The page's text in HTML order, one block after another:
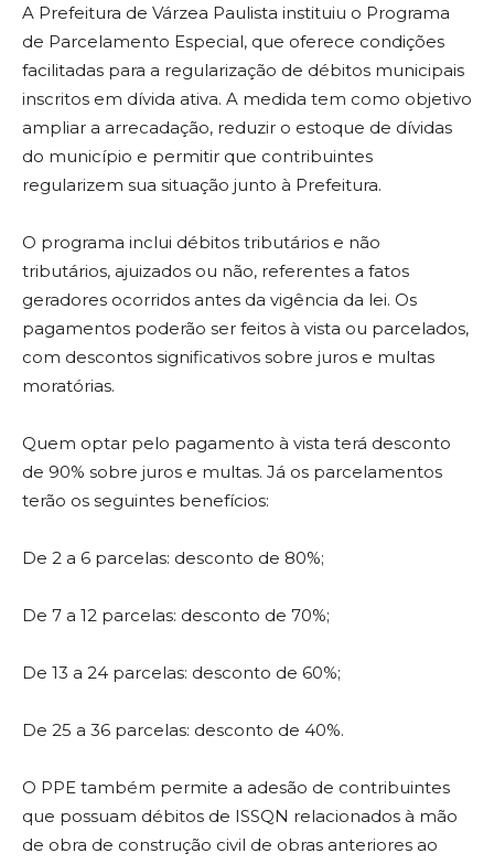
A Prefeitura de Várzea Paulista instituiu o Programa
de Parcelamento Especial, que oferece condições
facilitadas para a regularização de débitos municipais
inscritos em dívida ativa. A medida tem como objetivo
ampliar a arrecadação, reduzir o estoque de dívidas
do município e permitir que contribuintes
regularizem sua situação junto à Prefeitura.
O programa inclui débitos tributários e não
tributários, ajuizados ou não, referentes a fatos
geradores ocorridos antes da vigência da lei. Os
pagamentos poderão ser feitos à vista ou parcelados,
com descontos significativos sobre juros e multas
moratórias.
Quem optar pelo pagamento à vista terá desconto
de 90% sobre juros e multas. Já os parcelamentos
terão os seguintes benefícios:
De 2 a 6 parcelas: desconto de 80%;
De 7 a 12 parcelas: desconto de 70%;
De 13 a 24 parcelas: desconto de 60%;
De 25 a 36 parcelas: desconto de 40%.
O PPE também permite a adesão de contribuintes
que possuam débitos de ISSQN relacionados à mão
de obra de construção civil de obras anteriores ao